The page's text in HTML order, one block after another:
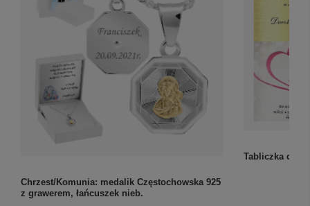
Chrzest/Komunia: medalik Częstochowska 925
z grawerem, łańcuszek nieb.
Tabliczka do